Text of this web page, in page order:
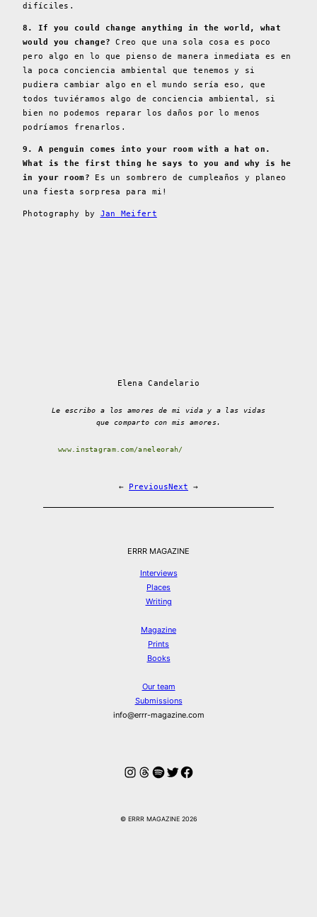
difíciles.
8. If you could change anything in the world, what
would you change? Creo que una sola cosa es poco
pero algo en lo que pienso de manera inmediata es en
la poca conciencia ambiental que tenemos y si
pudiera cambiar algo en el mundo sería eso, que
todos tuviéramos algo de conciencia ambiental, si
bien no podemos reparar los daños por lo menos
podríamos frenarlos.
9. A penguin comes into your room with a hat on.
What is the first thing he says to you and why is he
in your room? Es un sombrero de cumpleaños y planeo
una fiesta sorpresa para mi!
Photography by Jan Meifert
Elena Candelario
Le escribo a los amores de mi vida y a las vidas
que comparto con mis amores.
www.instagram.com/aneleorah/
← PreviousNext →
ERRR MAGAZINE
Interviews
Places
Writing
Magazine
Prints
Books
Our team
Submissions
info@errr-magazine.com
Instagram
Threads
Spotify
Twitter
Facebook
© ERRR MAGAZINE 2026